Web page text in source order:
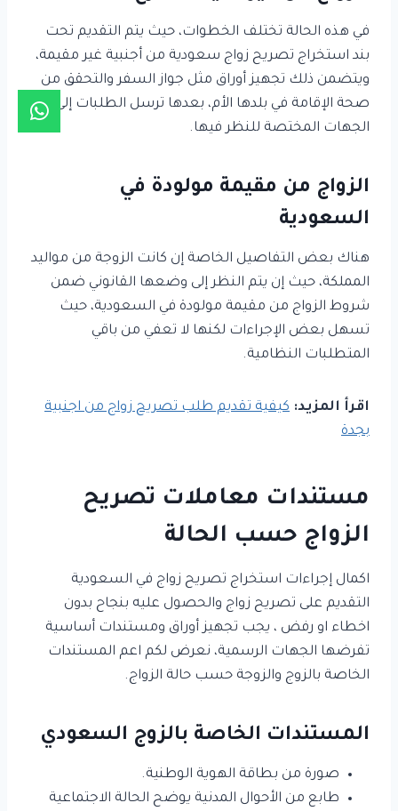
في هذه الحالة تختلف الخطوات، حيث يتم التقديم تحت
بند استخراج تصريح زواج سعودية من أجنبية غير مقيمة،
ويتضمن ذلك تجهيز أوراق مثل جواز السفر والتحقق من
صحة الإقامة في بلدها الأم، بعدها ترسل الطلبات إلى
الجهات المختصة للنظر فيها.
الزواج من مقيمة مولودة في
السعودية
هناك بعض التفاصيل الخاصة إن كانت الزوجة من مواليد
المملكة، حيث إن يتم النظر إلى وضعها القانوني ضمن
شروط الزواج من مقيمة مولودة في السعودية، حيث
تسهل بعض الإجراءات لكنها لا تعفي من باقي
المتطلبات النظامية.
اقرأ المزيد: كيفية تقديم طلب تصريح زواج من اجنبية
بجدة
مستندات معاملات تصريح
الزواج حسب الحالة
اكمال إجراءات استخراج تصريح زواج في السعودية
التقديم على تصريح زواج والحصول عليه بنجاح بدون
اخطاء او رفض ، يجب تجهيز أوراق ومستندات أساسية
تفرضها الجهات الرسمية، نعرض لكم اعم المستندات
الخاصة بالزوج والزوجة حسب حالة الزواج.
المستندات الخاصة بالزوج السعودي
صورة من بطاقة الهوية الوطنية.
طابع من الأحوال المدنية يوضح الحالة الاجتماعية